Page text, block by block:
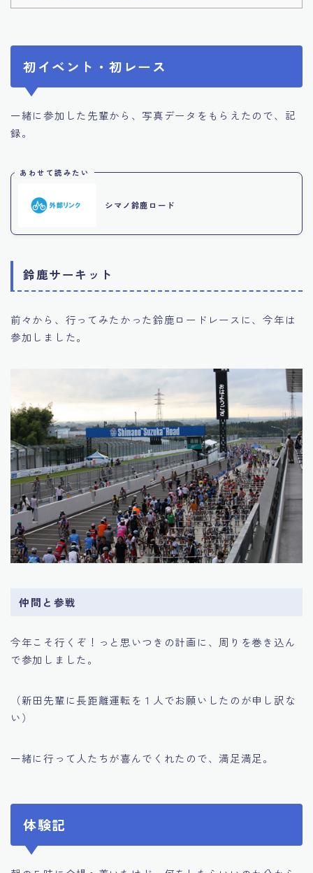
初イベント・初レース
一緒に参加した先輩から、写真データをもらえたので、記
録。
あわせて読みたい
シマノ鈴鹿ロード
鈴鹿サーキット
前々から、行ってみたかった鈴鹿ロードレースに、今年は
参加しました。
仲間と参戦
今年こそ行くぞ！っと思いつきの計画に、周りを巻き込ん
で参加しました。
（新田先輩に長距離運転を１人でお願いしたのが申し訳な
い）
一緒に行って人たちが喜んでくれたので、満足満足。
体験記